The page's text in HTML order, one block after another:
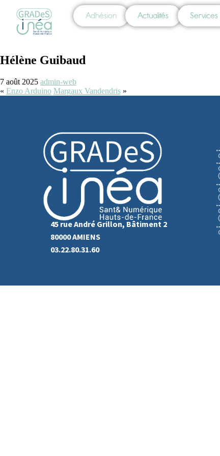
Adhésion Actualités Services
Hélène Guibaud
7 août 2025 admin-web
« Enzo Arduino Margaux Vandendris »
45 rue André Grillon, Bâtiment 2
80000 AMIENS
03.22.80.31.60